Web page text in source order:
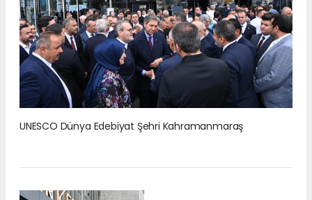
UNESCO Dünya Edebiyat Şehri Kahramanmaraş